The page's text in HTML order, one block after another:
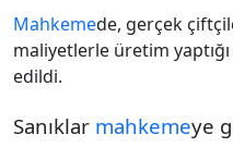
Mahkemede, gerçek
maliyetlerle üretim
edildi.
Sanıklar mahkemeye